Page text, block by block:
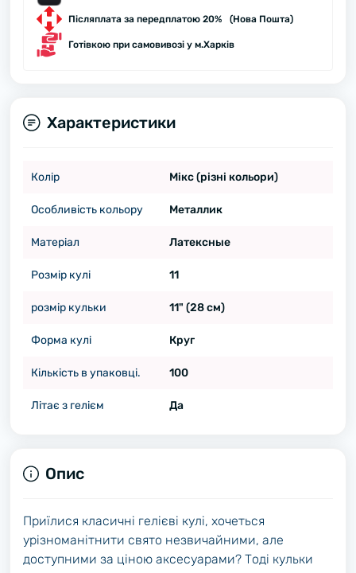
Післяплата за передплатою 20% (Нова Пошта)
Готівкою при самовивозі у м.Харків
Характеристики
Колір Мікс (різні кольори)
Особливість кольору Металлик
Матеріал Латексные
Розмір кулі 11
розмір кульки 11" (28 см)
Форма кулі Круг
Кількість в упаковці. 100
Літає з гелієм Да
Опис
Приїлися класичні гелієві кулі, хочеться
урізноманітнити свято незвичайними, але
доступними за ціною аксесуарами? Тоді кульки